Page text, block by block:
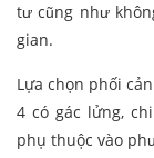
tư cũng như
gian.
Lựa chọn phối
4 có gác lửng,
phụ thuộc vào